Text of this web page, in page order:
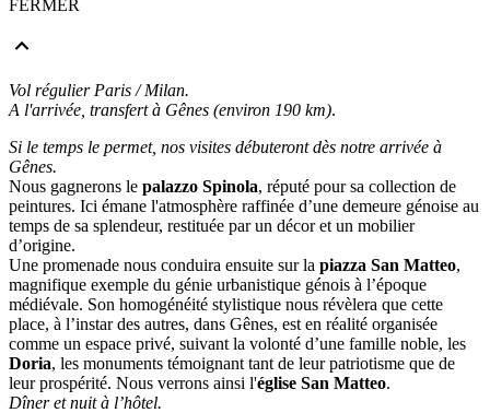
FERMER
Vol régulier Paris / Milan.
A l'arrivée, transfert à Gênes (environ 190 km).
Si le temps le permet, nos visites débuteront dès notre arrivée à
Gênes.
Nous gagnerons le palazzo Spinola, réputé pour sa collection de
peintures. Ici émane l'atmosphère raffinée d’une demeure génoise au
temps de sa splendeur, restituée par un décor et un mobilier
d’origine.
Une promenade nous conduira ensuite sur la piazza San Matteo,
magnifique exemple du génie urbanistique génois à l’époque
médiévale. Son homogénéité stylistique nous révèlera que cette
place, à l’instar des autres, dans Gênes, est en réalité organisée
comme un espace privé, suivant la volonté d’une famille noble, les
Doria, les monuments témoignant tant de leur patriotisme que de
leur prospérité. Nous verrons ainsi l'église San Matteo.
Dîner et nuit à l’hôtel.